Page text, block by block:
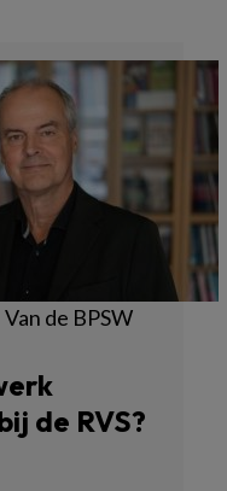
de BPSW
de RVS?